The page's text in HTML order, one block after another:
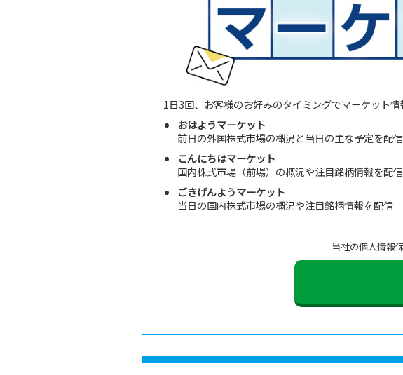
1日3回、お客様のお好みのタイミングでマーケット情
おはようマーケット
前日の外国株式市場の概況と当日の主な予定を配信
こんにちはマーケット
国内株式市場（前場）の概況や注目銘柄情報を配信
ごきげんようマーケット
当日の国内株式市場の概況や注目銘柄情報を配信
当社の個人情報